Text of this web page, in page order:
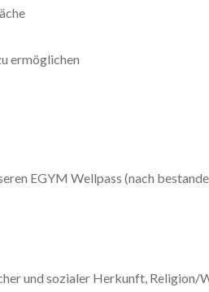
ermöglichen
EGYM Wellpass (nach
und sozialer Herkunft, Religion/